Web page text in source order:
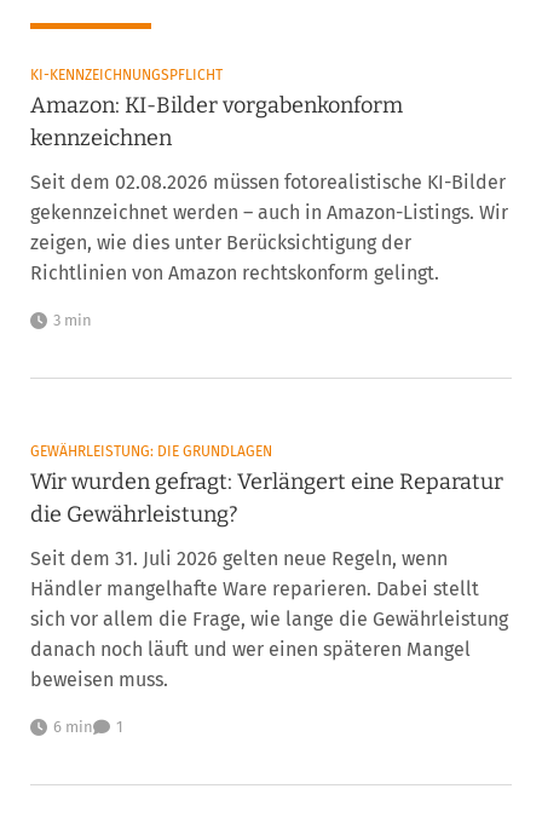
KI-KENNZEICHNUNGSPFLICHT
Amazon: KI-Bilder vorgabenkonform
kennzeichnen
Seit dem 02.08.2026 müssen fotorealistische KI-Bilder
gekennzeichnet werden – auch in Amazon-Listings. Wir
zeigen, wie dies unter Berücksichtigung der
Richtlinien von Amazon rechtskonform gelingt.
3 min
GEWÄHRLEISTUNG: DIE GRUNDLAGEN
Wir wurden gefragt: Verlängert eine Reparatur
die Gewährleistung?
Seit dem 31. Juli 2026 gelten neue Regeln, wenn
Händler mangelhafte Ware reparieren. Dabei stellt
sich vor allem die Frage, wie lange die Gewährleistung
danach noch läuft und wer einen späteren Mangel
beweisen muss.
6 min 1